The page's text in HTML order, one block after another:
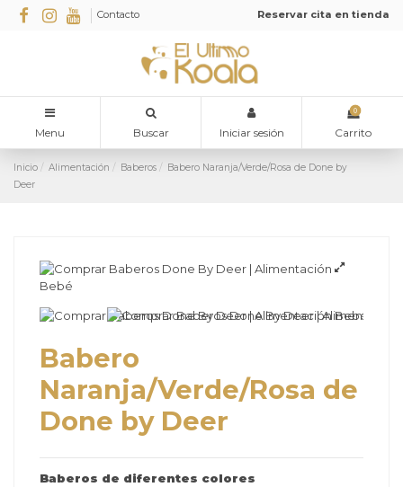
Contacto Reservar cita en tienda
Menu Buscar Iniciar sesión
0
Carrito
Inicio Alimentación Baberos
Babero Naranja/Verde/Rosa de Done by
Deer
Babero
Naranja/Verde/Rosa de
Done by Deer
Baberos de diferentes colores